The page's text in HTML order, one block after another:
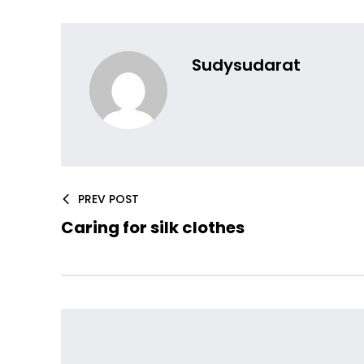
Sudysudarat
PREV POST
Caring for silk clothes